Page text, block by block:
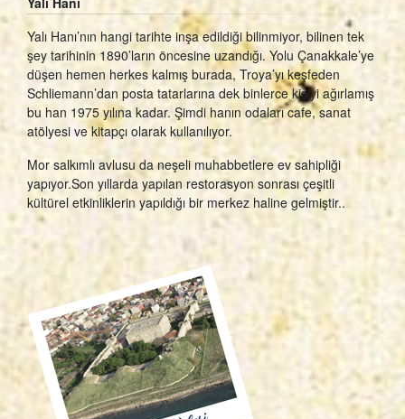
Yalı Hanı’nın hangi tarihte inşa edildiği bilinmiyor, bilinen tek
şey tarihinin 1890’ların öncesine uzandığı. Yolu Çanakkale’ye
düşen hemen herkes kalmış burada, Troya’yı keşfeden
Schliemann’dan posta tatarlarına dek binlerce kişiyi ağırlamış
bu han 1975 yılına kadar. Şimdi hanın odaları cafe, sanat
atölyesi ve kitapçı olarak kullanılıyor.
Mor salkımlı avlusu da neşeli muhabbetlere ev sahipliği
yapıyor.Son yıllarda yapılan restorasyon sonrası çeşitli
kültürel etkinliklerin yapıldığı bir merkez haline gelmiştir..